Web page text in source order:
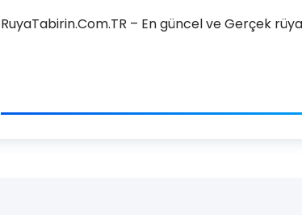
RuyaTabirin.Com.TR – En güncel ve Gerçek